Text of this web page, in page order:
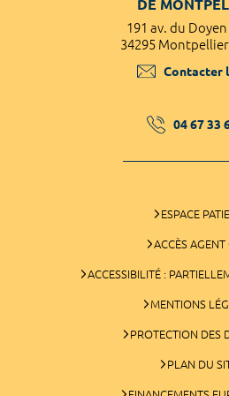
DE
191 av. du
34295
Contacter
04 67 33
ESPACE
ACCÈS AGENT
ACCESSIBILITÉ :
MENTIONS
PROTECTION DES
PLAN DU